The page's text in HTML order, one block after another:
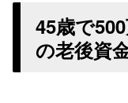
45歳で
の老後資